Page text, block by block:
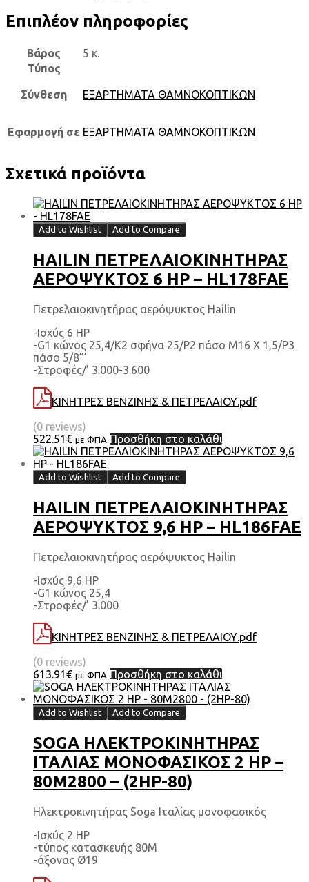
Επιπλέον πληροφορίες
Βάρος
5 κ.
Τύπος
Σύνθεση ΕΞΑΡΤΗΜΑΤΑ ΘΑΜΝΟΚΟΠΤΙΚΩΝ
Εφαρμογή σε ΕΞΑΡΤΗΜΑΤΑ ΘΑΜΝΟΚΟΠΤΙΚΩΝ
Σχετικά προϊόντα
Add to Wishlist Add to Compare
HAILIN ΠΕΤΡΕΛΑΙΟΚΙΝΗΤΗΡΑΣ
ΑΕΡΟΨΥΚΤΟΣ 6 HP – HL178FAE
Πετρελαιοκινητήρας αερόψυκτος Hailin
-Ισχύς 6 HP
-G1 κώνος 25,4/Κ2 σφήνα 25/Ρ2 πάσο Μ16 Χ 1,5/Ρ3
πάσο 5/8”’
-Στροφές/’ 3.000-3.600
ΚΙΝΗΤΡΕΣ ΒΕΝΖΙΝΗΣ & ΠΕΤΡΕΛΑΙΟΥ.pdf
(0 reviews)
522.51€ με ΦΠΑ Προσθήκη στο καλάθι
Add to Wishlist Add to Compare
HAILIN ΠΕΤΡΕΛΑΙΟΚΙΝΗΤΗΡΑΣ
ΑΕΡΟΨΥΚΤΟΣ 9,6 HP – HL186FAE
Πετρελαιοκινητήρας αερόψυκτος Hailin
-Ισχύς 9,6 HP
-G1 κώνος 25,4
-Στροφές/’ 3.000
ΚΙΝΗΤΡΕΣ ΒΕΝΖΙΝΗΣ & ΠΕΤΡΕΛΑΙΟΥ.pdf
(0 reviews)
613.91€ με ΦΠΑ Προσθήκη στο καλάθι
Add to Wishlist Add to Compare
SOGA ΗΛΕΚΤΡΟΚΙΝΗΤΗΡΑΣ
ΙΤΑΛΙΑΣ ΜΟΝΟΦΑΣΙΚΟΣ 2 HP –
80M2800 – (2HP-80)
Ηλεκτροκινητήρας Soga Ιταλίας μονοφασικός
-Ισχύς 2 HP
-τύπος κατασκευής 80Μ
-άξονας Ø19